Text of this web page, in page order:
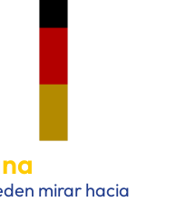
mirar hacia